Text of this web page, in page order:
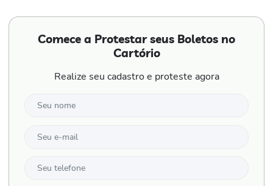
Comece a Protestar seus Boletos no
Cartório
Realize seu cadastro e proteste agora